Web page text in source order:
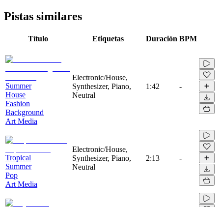
Pistas similares
Título Etiquetas Duración BPM
Summer
House
Fashion
Background
Art Media
Electronic/House,
Synthesizer, Piano,
Neutral
1:42 -
Tropical
Summer
Pop
Art Media
Electronic/House,
Synthesizer, Piano,
Neutral
2:13 -